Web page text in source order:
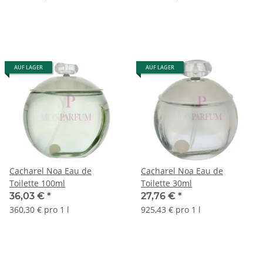
AUF LAGER
Cacharel Noa Eau de
Toilette 100ml
36,03 € *
360,30 € pro 1 l
AUF LAGER
Cacharel Noa Eau de
Toilette 30ml
27,76 € *
925,43 € pro 1 l